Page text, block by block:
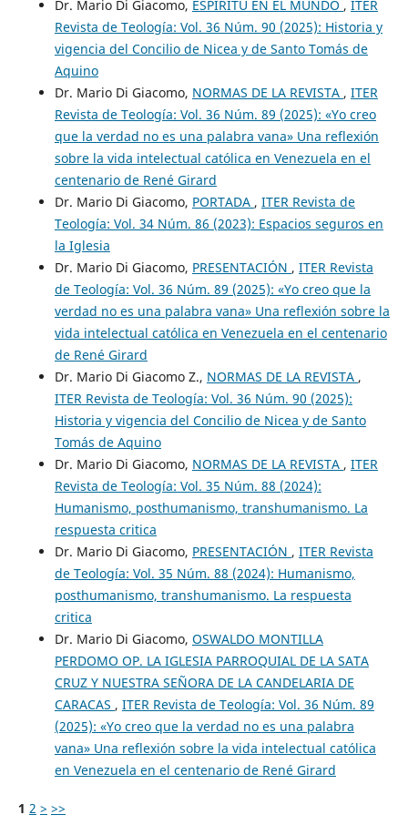
Dr. Mario Di Giacomo, ESPÍRITU EN EL MUNDO , ITER
Revista de Teología: Vol. 36 Núm. 90 (2025): Historia y
vigencia del Concilio de Nicea y de Santo Tomás de
Aquino
Dr. Mario Di Giacomo, NORMAS DE LA REVISTA , ITER
Revista de Teología: Vol. 36 Núm. 89 (2025): «Yo creo
que la verdad no es una palabra vana» Una reflexión
sobre la vida intelectual católica en Venezuela en el
centenario de René Girard
Dr. Mario Di Giacomo, PORTADA , ITER Revista de
Teología: Vol. 34 Núm. 86 (2023): Espacios seguros en
la Iglesia
Dr. Mario Di Giacomo, PRESENTACIÓN , ITER Revista
de Teología: Vol. 36 Núm. 89 (2025): «Yo creo que la
verdad no es una palabra vana» Una reflexión sobre la
vida intelectual católica en Venezuela en el centenario
de René Girard
Dr. Mario Di Giacomo Z., NORMAS DE LA REVISTA ,
ITER Revista de Teología: Vol. 36 Núm. 90 (2025):
Historia y vigencia del Concilio de Nicea y de Santo
Tomás de Aquino
Dr. Mario Di Giacomo, NORMAS DE LA REVISTA , ITER
Revista de Teología: Vol. 35 Núm. 88 (2024):
Humanismo, posthumanismo, transhumanismo. La
respuesta critica
Dr. Mario Di Giacomo, PRESENTACIÓN , ITER Revista
de Teología: Vol. 35 Núm. 88 (2024): Humanismo,
posthumanismo, transhumanismo. La respuesta
critica
Dr. Mario Di Giacomo, OSWALDO MONTILLA
PERDOMO OP. LA IGLESIA PARROQUIAL DE LA SATA
CRUZ Y NUESTRA SEÑORA DE LA CANDELARIA DE
CARACAS , ITER Revista de Teología: Vol. 36 Núm. 89
(2025): «Yo creo que la verdad no es una palabra
vana» Una reflexión sobre la vida intelectual católica
en Venezuela en el centenario de René Girard
1 2 > >>